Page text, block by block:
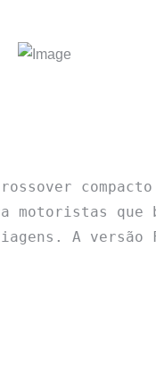
compacto
que
A versão